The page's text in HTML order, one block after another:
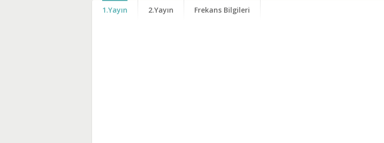
1.Yayın 2.Yayın Frekans Bilgileri